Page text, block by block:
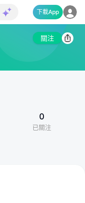
下載App
關注
0
已關注